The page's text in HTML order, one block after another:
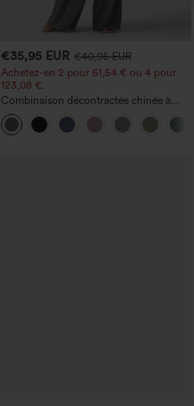
+2
€35,95 EUR €40,95 EUR
Achetez-en 2 pour 61,54 € ou 4 pour
123,08 €.
Combinaison décontractée chinée à
bretelles réglables, fronces et jambes
larges, avec poches — facile comme
tout